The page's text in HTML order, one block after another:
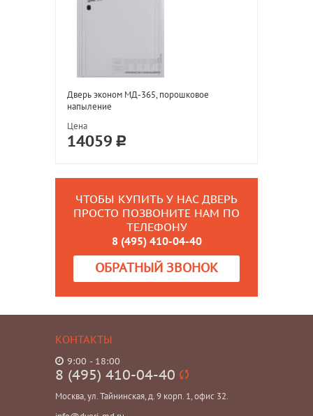
Дверь эконом МД-365, порошковое
напыление
Цена
14059
ЧТОБЫ КУПИТЬ У НАС ДВЕРЬ
ПРОСТО ПОЗВОНИТЕ НАМ ПО
ТЕЛЕФОНУ
8 (495) 410-04-40
ОБРАТНЫЙ ЗВОНОК
КОНТАКТЫ
9:00 - 18:00
8 (495) 410-04-40
Москва, ул. Тайнинская, д. 9 корп. 1, офис 32.